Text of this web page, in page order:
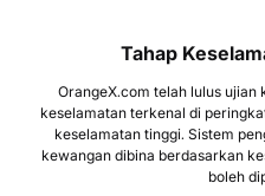
Tahap
OrangeX.com telah lulus
keselamatan terkenal di
keselamatan tinggi. Sistem
kewangan dibina berdasarkan
boleh